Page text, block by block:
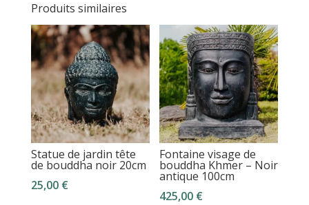
Produits similaires
Statue de jardin tête
de bouddha noir 20cm
25,00 €
Fontaine visage de
bouddha Khmer – Noir
antique 100cm
425,00 €